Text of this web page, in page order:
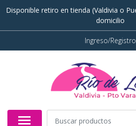
Disponible retiro en tienda (Valdivia o
domicilio
Ingreso/Registro